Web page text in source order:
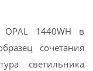
OPAL 1440WH в
сочетания
светильника